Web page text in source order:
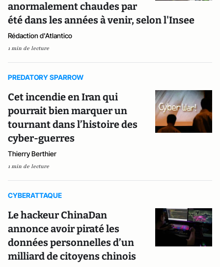
anormalement chaudes par
été dans les années à venir, selon l'Insee
Rédaction d'Atlantico
1 min de lecture
PREDATORY SPARROW
Cet incendie en Iran qui
pourrait bien marquer un
tournant dans l’histoire des
cyber-guerres
Thierry Berthier
1 min de lecture
CYBERATTAQUE
Le hackeur ChinaDan
annonce avoir piraté les
données personnelles d’un
milliard de citoyens chinois